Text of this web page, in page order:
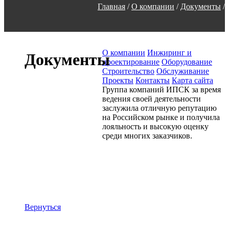
Главная / О компании / Документы /
Документы
Вернуться
О компании Инжиринг и
проектирование Оборудование
Строительство Обслуживание
Проекты Контакты Карта сайта
Группа компаний ИПСК за время
ведения своей деятельности
заслужила отличную репутацию
на Российском рынке и получила
лояльность и высокую оценку
среди многих заказчиков.